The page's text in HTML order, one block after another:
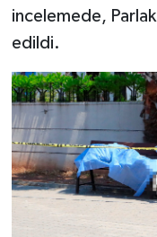
incelemede,
edildi.